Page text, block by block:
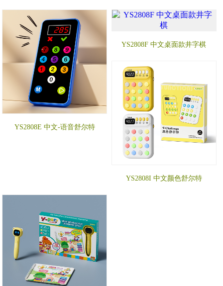
YS2808E 中文-语音舒尔特
YS2808F 中文桌面款井字棋
YS2808I 中文颜色舒尔特